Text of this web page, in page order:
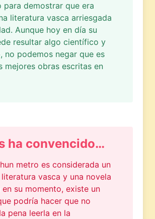
para demostrar que era
literatura vasca arriesgada
Aunque hoy en día su
resultar algo científico y
no podemos negar que es
mejores obras escritas en
ha convencido…
metro es considerada un
vasca y una novela
en su momento, existe un
podría hacer que no
pena leerla en la